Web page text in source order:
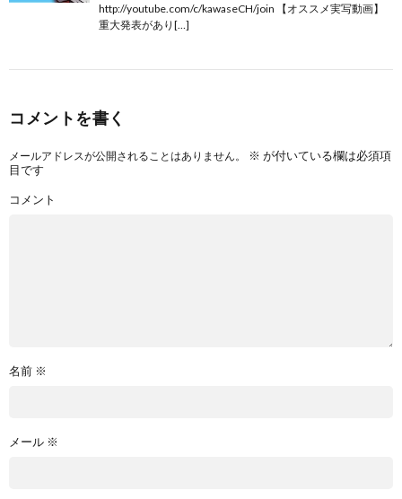
http://youtube.com/c/kawaseCH/join 【オススメ実写動画】
重大発表があり[…]
コメントを書く
メールアドレスが公開されることはありません。 ※ が付いている欄は必須項
目です
コメント
名前 ※
メール ※